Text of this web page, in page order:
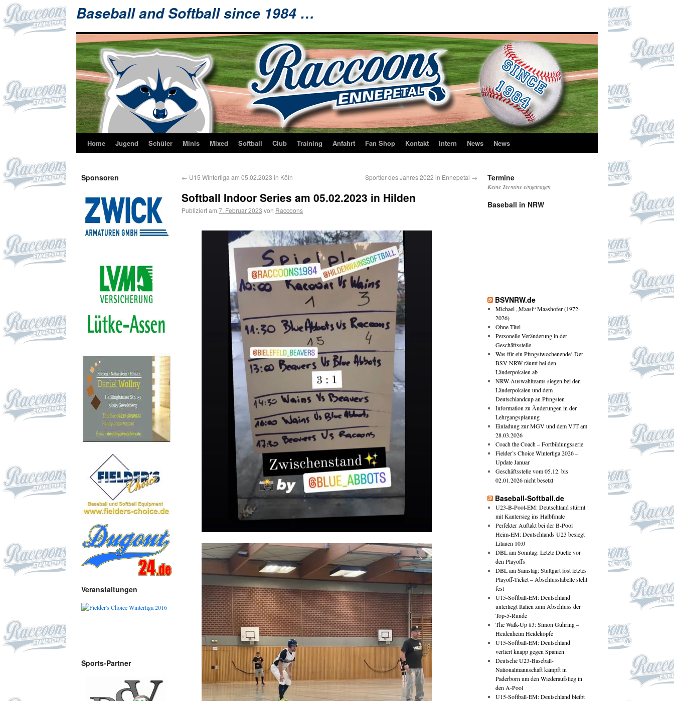
Baseball and Softball since 1984 …
Home Jugend Schüler Minis Mixed Softball Club Training Anfahrt Fan Shop Kontakt Intern News News
← U15 Winterliga am 05.02.2023 in Köln Sportler des Jahres 2022 in Ennepetal →
Softball Indoor Series am 05.02.2023 in Hilden
Publiziert am 7. Februar 2023 von Raccoons
Sponsoren
Veranstaltungen
Sports-Partner
Termine
Keine Termine eingetragen
Baseball in NRW
BSVNRW.de
Michael „Maasi“ Maashofer (1972-
2026)
Ohne Titel
Personelle Veränderung in der
Geschäftsstelle
Was für ein Pfingstwochenende! Der
BSV NRW räumt bei den
Länderpokalen ab
NRW-Auswahlteams siegen bei den
Länderpokalen und dem
Deutschlandcup an Pfingsten
Information zu Änderungen in der
Lehrgangsplanung
Einladung zur MGV und dem VJT am
28.03.2026
Coach the Coach – Fortbildungsserie
Fielder’s Choice Winterliga 2026 –
Update Januar
Geschäftsstelle vom 05.12. bis
02.01.2026 nicht besetzt
Baseball-Softball.de
U23-B-Pool-EM: Deutschland stürmt
mit Kantersieg ins Halbfinale
Perfekter Auftakt bei der B-Pool
Heim-EM: Deutschlands U23 besiegt
Litauen 10:0
DBL am Sonntag: Letzte Duelle vor
den Playoffs
DBL am Samstag: Stuttgart löst letztes
Playoff-Ticket – Abschlusstabelle steht
fest
U15-Softball-EM: Deutschland
unterliegt Italien zum Abschluss der
Top-5-Runde
The Walk-Up #3: Simon Gühring –
Heidenheim Heideköpfe
U15-Softball-EM: Deutschland
verliert knapp gegen Spanien
Deutsche U23-Baseball-
Nationalmannschaft kämpft in
Paderborn um den Wiederaufstieg in
den A-Pool
U15-Softball-EM: Deutschland bleibt